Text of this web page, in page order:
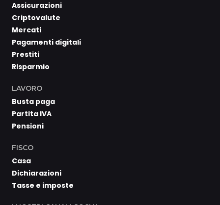
Assicurazioni
Criptovalute
Mercati
Pagamenti digitali
Prestiti
Risparmio
LAVORO
Busta paga
Partita IVA
Pensioni
FISCO
Casa
Dichiarazioni
Tasse e imposte